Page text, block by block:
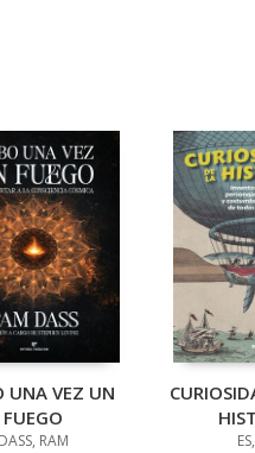
UNA VEZ UN
FUEGO
DASS, RAM